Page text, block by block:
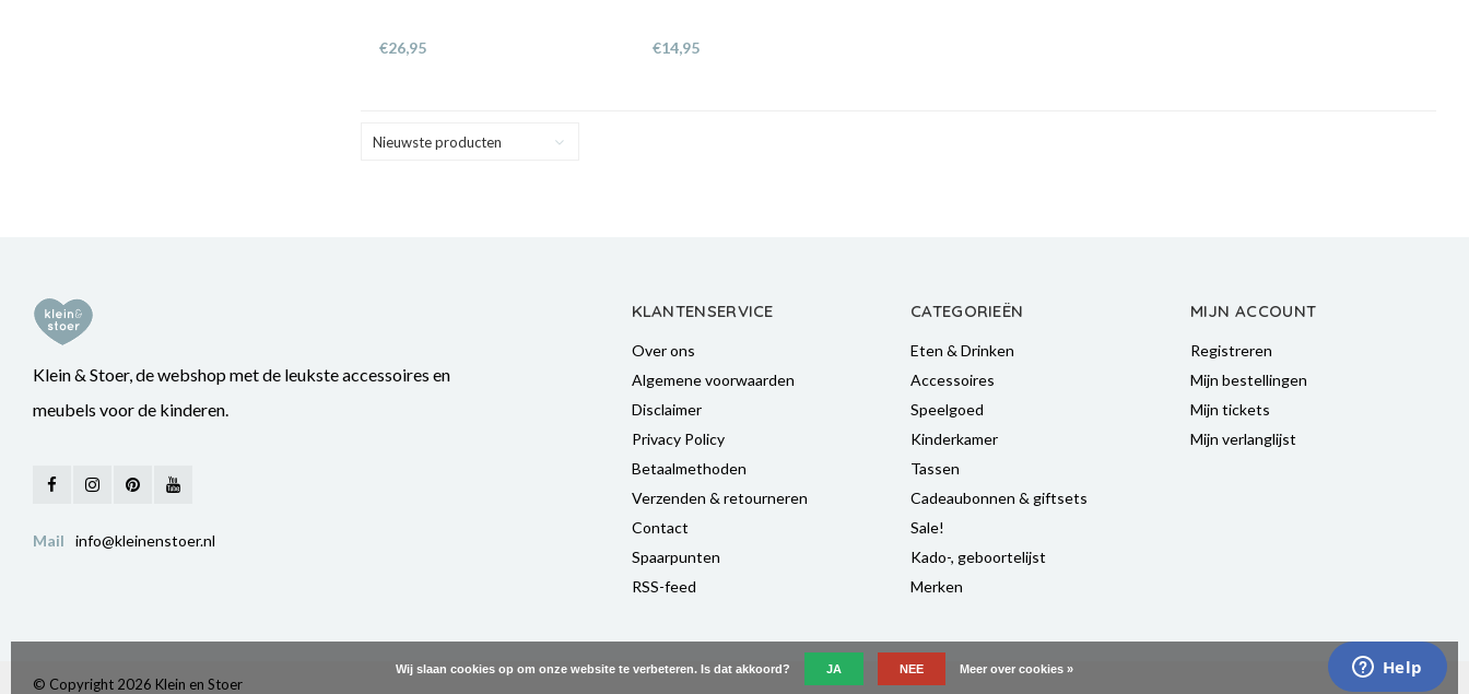
€26,95 €14,95
Nieuwste producten
Klein & Stoer, de webshop met de leukste accessoires en
meubels voor de kinderen.
Mail info@kleinenstoer.nl
KLANTENSERVICE
Over ons
Algemene voorwaarden
Disclaimer
Privacy Policy
Betaalmethoden
Verzenden & retourneren
Contact
Spaarpunten
RSS-feed
CATEGORIEËN
Eten & Drinken
Accessoires
Speelgoed
Kinderkamer
Tassen
Cadeaubonnen & giftsets
Sale!
Kado-, geboortelijst
Merken
MIJN ACCOUNT
Registreren
Mijn bestellingen
Mijn tickets
Mijn verlanglijst
© Copyright 2026 Klein en Stoer
Wij slaan cookies op om onze website te verbeteren. Is dat akkoord? JA NEE Meer over cookies »